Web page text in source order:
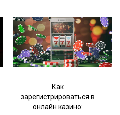
Как
зарегистрироваться в
онлайн казино: